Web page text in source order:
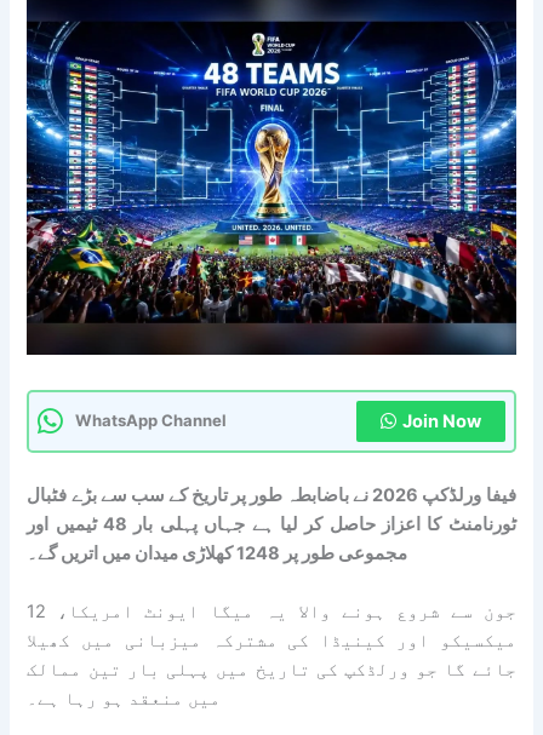
WhatsApp Channel Join Now
فیفا ورلڈکپ 2026 نے باضابطہ طور پر تاریخ کے سب سے بڑے فٹبال
ٹورنامنٹ کا اعزاز حاصل کر لیا ہے جہاں پہلی بار 48 ٹیمیں اور
مجموعی طور پر 1248 کھلاڑی میدان میں اتریں گے۔
12 جون سے شروع ہونے والا یہ میگا ایونٹ امریکا،
میکسیکو اور کینیڈا کی مشترکہ میزبانی میں کھیلا
جائے گا جو ورلڈکپ کی تاریخ میں پہلی بار تین ممالک
میں منعقد ہو رہا ہے۔